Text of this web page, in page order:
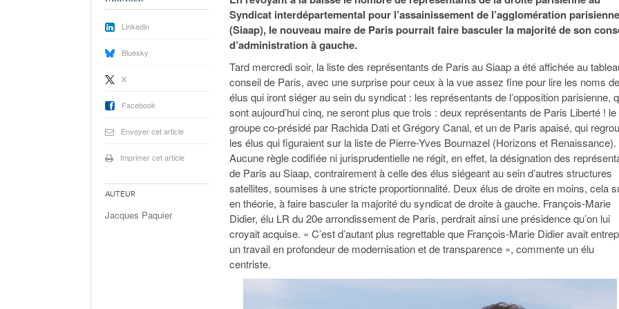
À Paris, les cadres de la tech et de la finance
redessinent le marché de la location de luxe
16 juillet 2026
Saint-Agne immobilier inaugure une nouvelle
résidence à Torcy
- 15 juillet 2026
Plus d'articles
janvier 2026
Municipales 2026 : la CCI livre 23
Municipales 2026 : la CCI de l’Essonne
Cahier d’expert à destination des
janvier 2026
Plus d'articles
Exclusif –
feuille de
À Paris, les
redessinent
16 juillet 2026
Syndicat interdépartemental pour l’assainissement de l’agglomération parisienne
(Siaap), le nouveau maire de Paris pourrait faire basculer la majorité de son
d’administration à gauche.
Tard mercredi soir, la liste des représentants de Paris au Siaap a été affichée au
conseil de Paris, avec une surprise pour ceux à la vue assez fine pour lire les noms
élus qui iront siéger au sein du syndicat : les représentants de l’opposition parisienne,
sont aujourd’hui cinq, ne seront plus que trois : deux représentants de Paris Liberté ! le
groupe co-présidé par Rachida Dati et Grégory Canal, et un de Paris apaisé, qui
les élus qui figuraient sur la liste de Pierre-Yves Bournazel (Horizons et Renaissance).
Aucune règle codifiée ni jurisprudentielle ne régit, en effet, la désignation des
de Paris au Siaap, contrairement à celle des élus siégeant au sein d’autres structures
satellites, soumises à une stricte proportionnalité. Deux élus de droite en moins, cela
en théorie, à faire basculer la majorité du syndicat de droite à gauche. François-Marie
Didier, élu LR du 20e arrondissement de Paris, perdrait ainsi une présidence qu’on lui
croyait acquise. « C’est d’autant plus regrettable que François-Marie Didier avait
un travail en profondeur de modernisation et de transparence », commente un élu
centriste.
Linkedin
Bluesky
X
Facebook
Envoyer cet article
Imprimer cet article
Auteur
Jacques Paquier